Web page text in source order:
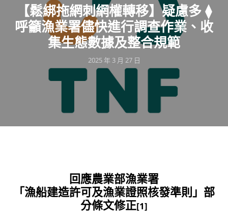
【鬆綁拖網刺網權轉移】疑慮多 ⧫
呼籲漁業署儘快進行調查作業、收
集生態數據及整合規範
2025 年 3 月 27 日
回應農業部漁業署
「漁船建造許可及漁業證照核發準則」部
分條文修正[1]